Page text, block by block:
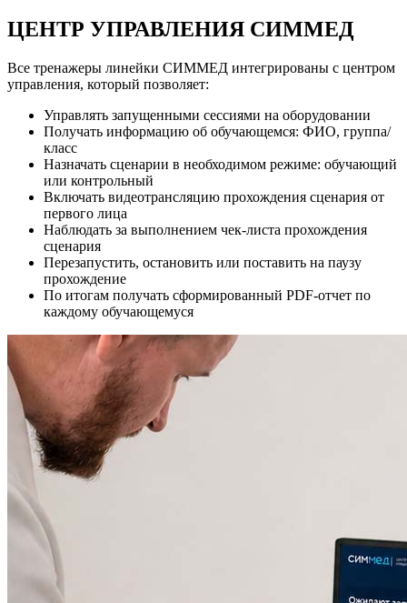
ЦЕНТР УПРАВЛЕНИЯ СИММЕД
Все тренажеры линейки СИММЕД интегрированы с центром
управления, который позволяет:
Управлять запущенными сессиями на оборудовании
Получать информацию об обучающемся: ФИО, группа/
класс
Назначать сценарии в необходимом режиме: обучающий
или контрольный
Включать видеотрансляцию прохождения сценария от
первого лица
Наблюдать за выполнением чек-листа прохождения
сценария
Перезапустить, остановить или поставить на паузу
прохождение
По итогам получать сформированный PDF-отчет по
каждому обучающемуся